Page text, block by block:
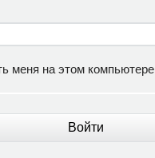
меня на этом компьютере
Войти